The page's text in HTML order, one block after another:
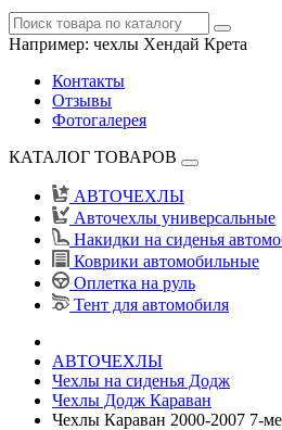
Например: чехлы Хендай Крета
Контакты
Отзывы
Фотогалерея
КАТАЛОГ ТОВАРОВ
АВТОЧЕХЛЫ
Авточехлы универсальные
Накидки на сиденья
Коврики автомобильные
Оплетка на руль
Тент для автомобиля
АВТОЧЕХЛЫ
Чехлы на сиденья Додж
Чехлы Додж Караван
Чехлы Караван 2000-2007 7-